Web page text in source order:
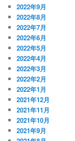
2022年9月
2022年8月
2022年7月
2022年6月
2022年5月
2022年4月
2022年3月
2022年2月
2022年1月
2021年12月
2021年11月
2021年10月
2021年9月